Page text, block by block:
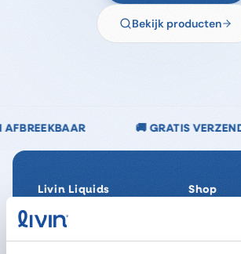
Bekijk producten
🚚 GRATIS VERZENDING VANAF €40
Livin Liquids
Ons verhaal
Onze Impact
Shop
SpaReady